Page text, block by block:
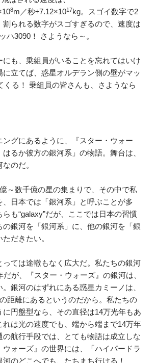
8m／秒÷7.12×1017kg。スゴイ数字で2
割られる数字がスゴすぎるので、速度は
ハ3090！ さようなら～。
にも、乗組員がいることを忘れてはいけ
に立てば、惑星オルデラン側の壁がマッ
くる！ 乗組員の皆さんも、さようなら
ングにあるように、『スター・ウォー
るか彼方の銀河系」の物語。舞台は、
のだ。
～数千億の星の集まりで、その中で私
、日本では「銀河系」と呼ぶことが多
も“galaxy”だが、ここでは日本の習慣
の銀河を「銀河系」に、他の銀河を「銀
だきたい。
っては途轍もなく広大だ。私たちの銀河
だが、『スター・ウォーズ』の銀河は、
。銀河のはずれにある惑星カミーノは、
距離にあるというのだから。私たちの
に円盤型なら、その直径は14万光年もあ
れは光の速度でも、端から端まで14万年
の航行手段では、とても物語は成立しな
ウォーズ』の世界には、「ハイパードラ
のどこへでも、たちまち行ける！